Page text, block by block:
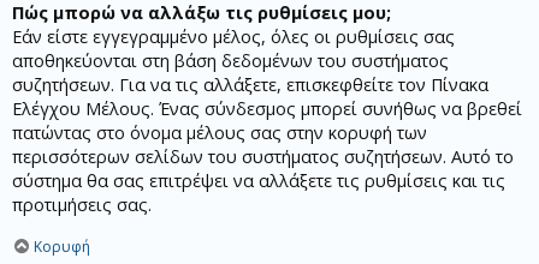
Πώς μπορώ να αλλάξω τις ρυθμίσεις μου;
Εάν είστε εγγεγραμμένο μέλος, όλες οι ρυθμίσεις σας
αποθηκεύονται στη βάση δεδομένων του συστήματος
συζητήσεων. Για να τις αλλάξετε, επισκεφθείτε τον Πίνακα
Ελέγχου Μέλους. Ένας σύνδεσμος μπορεί συνήθως να βρεθεί
πατώντας στο όνομα μέλους σας στην κορυφή των
περισσότερων σελίδων του συστήματος συζητήσεων. Αυτό το
σύστημα θα σας επιτρέψει να αλλάξετε τις ρυθμίσεις και τις
προτιμήσεις σας.
Κορυφή